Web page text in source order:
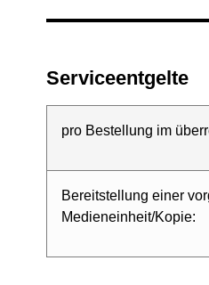
Serviceentgelte
pro Bestellung im
Bereitstellung einer
Medieneinheit/Kopie: